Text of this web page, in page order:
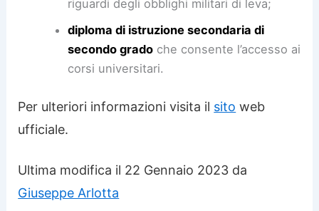
riguardi degli obblighi militari di leva;
diploma di istruzione secondaria di
secondo gradoche consente l’accesso ai
corsi universitari.
Per ulteriori informazioni visita il sito web
ufficiale.
Ultima modifica il 22 Gennaio 2023 da
Giuseppe Arlotta